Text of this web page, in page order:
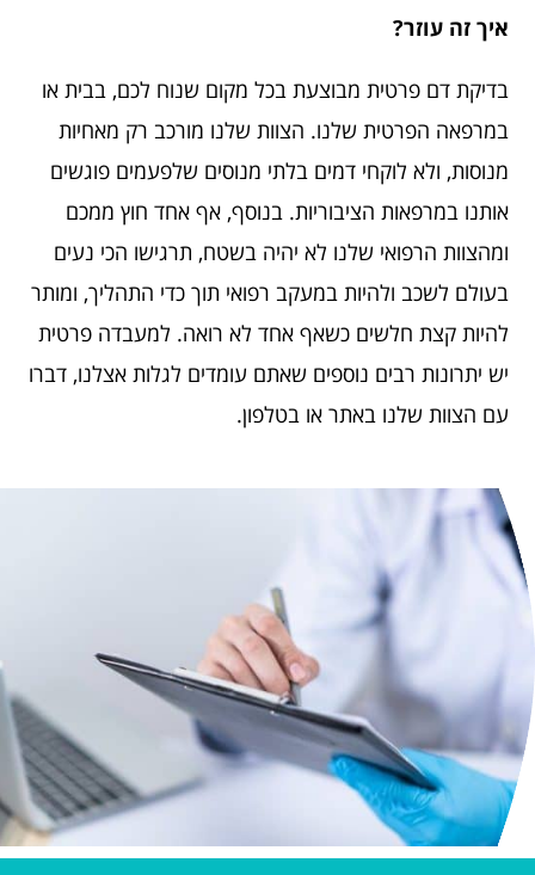
איך זה עוזר?
בדיקת דם פרטית מבוצעת בכל מקום שנוח לכם, בבית או
במרפאה הפרטית שלנו. הצוות שלנו מורכב רק מאחיות
מנוסות, ולא לוקחי דמים בלתי מנוסים שלפעמים פוגשים
אותנו במרפאות הציבוריות. בנוסף, אף אחד חוץ ממכם
ומהצוות הרפואי שלנו לא יהיה בשטח, תרגישו הכי נעים
בעולם לשכב ולהיות במעקב רפואי תוך כדי התהליך, ומותר
להיות קצת חלשים כשאף אחד לא רואה. למעבדה פרטית
יש יתרונות רבים נוספים שאתם עומדים לגלות אצלנו, דברו
עם הצוות שלנו באתר או בטלפון.